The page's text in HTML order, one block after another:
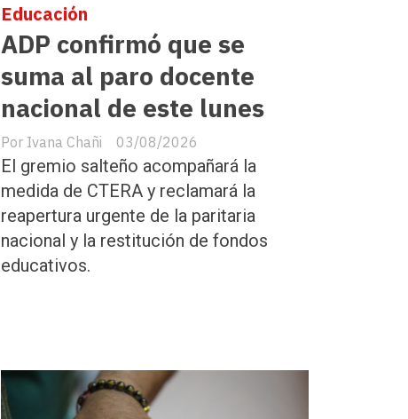
ADP confirmó que se
suma al paro docente
nacional de este lunes
Ivana Chañi
Educación
03/08/2026
El gremio salteño acompañará la
medida de CTERA y reclamará la
reapertura urgente de la paritaria
nacional y la restitución de fondos
educativos.